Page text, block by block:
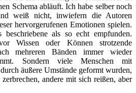
Schema abläuft. Ich habe selber noch
weiß nicht, inwiefern die Autoren
hervorgerufenen Emotionen spielen.
als so echt empfunden.
Wissen oder Können strotzende
mehreren Bänden immer wieder
Sondern viele Menschen mit
äußere Umstände geformt wurden,
andere mit sich reißen, aber